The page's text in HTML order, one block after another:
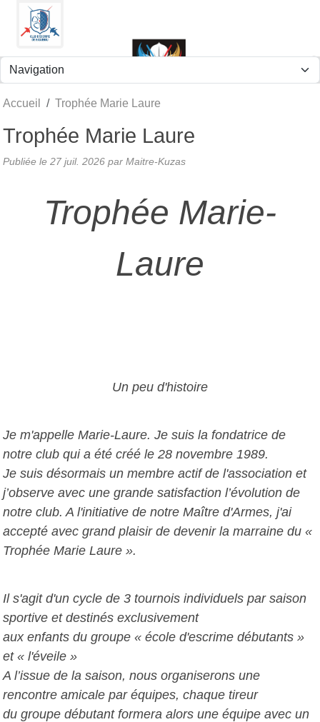
Accueil Trophée Marie Laure
Trophée Marie Laure
Publiée le 27 juil. 2026 par Maitre-Kuzas
Trophée Marie-
Laure
Un peu d'histoire
Je m'appelle Marie-Laure. Je suis la fondatrice de
notre club qui a été créé le 28 novembre 1989.
Je suis désormais un membre actif de l'association et
j’observe avec une grande satisfaction l’évolution de
notre club. A l'initiative de notre Maître d'Armes, j'ai
accepté avec grand plaisir de devenir la marraine du «
Trophée Marie Laure ».
Il s'agit d'un cycle de 3 tournois individuels par saison
sportive et destinés exclusivement
aux enfants du groupe « école d'escrime débutants »
et « l'éveile »
A l’issue de la saison, nous organiserons une
rencontre amicale par équipes, chaque tireur
du groupe débutant formera alors une équipe avec un
Panneau de gestion des cookies